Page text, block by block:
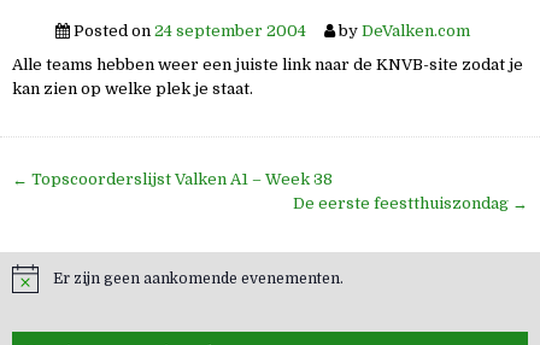
Posted on 24 september 2004 by DeValken.com
Alle teams hebben weer een juiste link naar de KNVB-site zodat je
kan zien op welke plek je staat.
Bericht
← Topscoorderslijst Valken A1 – Week 38
De eerste feestthuiszondag →
Er zijn geen aankomende evenementen.